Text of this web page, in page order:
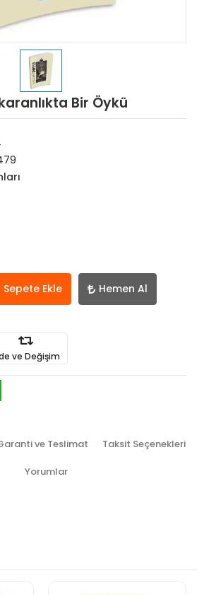
Bir Öykü
Sepete Ekle Hemen Al
ve Değişim
ve Teslimat Taksit Seçenekleri
Yorumlar